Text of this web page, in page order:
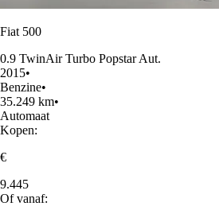
Fiat 500
0.9 TwinAir Turbo Popstar Aut.
2015•
Benzine•
35.249 km•
Automaat
Kopen:
€
9.445
Of vanaf: